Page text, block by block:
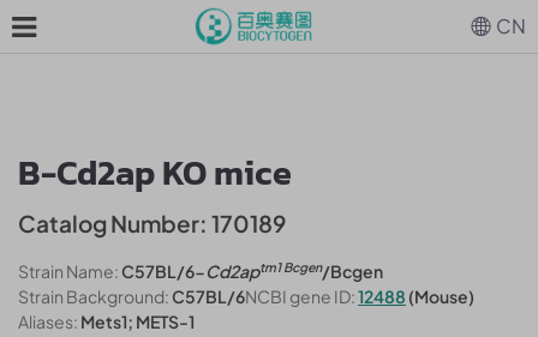
B-Cd2ap KO mice
Catalog Number: 170189
Strain Name:C57BL/6-Cd2aptm1 Bcgen/Bcgen
Strain Background:C57BL/6NCBI gene ID:12488 (Mouse)
Aliases: Mets1; METS-1
CN